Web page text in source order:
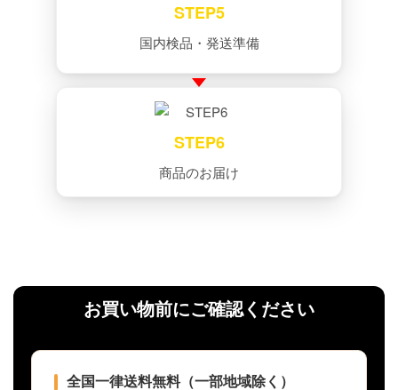
STEP5
国内検品・発送準備
STEP6
商品のお届け
お買い物前にご確認ください
全国一律送料無料（一部地域除く）